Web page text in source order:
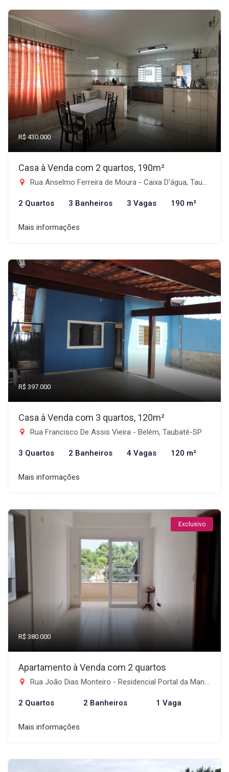
R$ 430.000
Casa à Venda com 2 quartos, 190m²
Rua Anselmo Ferreira de Moura - Caixa D'água, Taubaté-SP
2 Quartos 3 Banheiros 3 Vagas 190 m²
Mais informações
R$ 397.000
Casa à Venda com 3 quartos, 120m²
Rua Francisco De Assis Vieira - Belém, Taubaté-SP
3 Quartos 2 Banheiros 4 Vagas 120 m²
Mais informações
Exclusivo
R$ 380.000
Apartamento à Venda com 2 quartos
Rua João Dias Monteiro - Residencial Portal da Mantiqueira, Taubaté-SP
2 Quartos 2 Banheiros 1 Vaga
Mais informações